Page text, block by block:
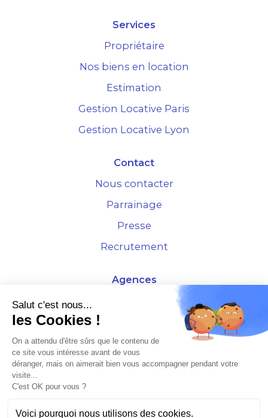
Services
Propriétaire
Nos biens en location
Estimation
Gestion Locative Paris
Gestion Locative Lyon
Contact
Nous contacter
Parrainage
Presse
Recrutement
Agences
4 Rue de la Bourse - 69001 Lyon
10 rue d'Austerlitz - 75012 Paris
À L'HORIZON 2025
Salut c'est nous...
les Cookies !
On a attendu d'être sûrs que le contenu de
ce site vous intéresse avant de vous
déranger, mais on aimerait bien vous accompagner pendant votre
visite...
C'est OK pour vous ?
Voici pourquoi nous utilisons des cookies.